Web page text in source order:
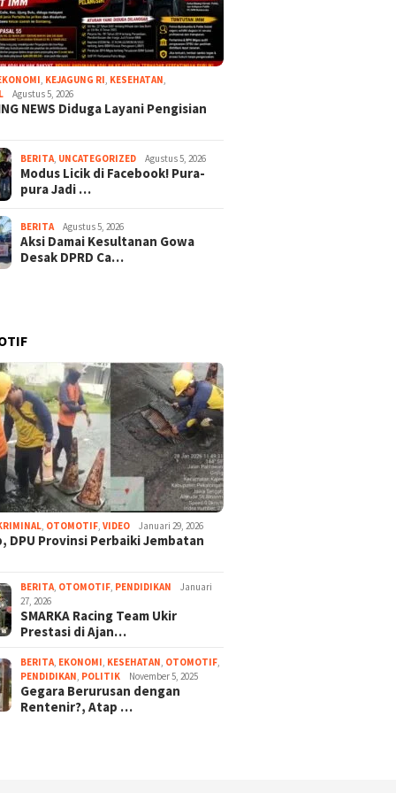
KEJAGUNG RI KESEHATAN
Agustus 5, 2026
NEWS Diduga Layani Pengisian
BERITA UNCATEGORIZED Agustus 5, 2026
Modus Licik di Facebook! Pura-
pura Jadi …
BERITA Agustus 5, 2026
Aksi Damai Kesultanan Gowa
Desak DPRD Ca…
OTOMOTIF ,VIDEO Januari 29, 2026
DPU Provinsi Perbaiki Jembatan
BERITA OTOMOTIF PENDIDIKAN
Januari
27, 2026
SMARKA Racing Team Ukir
Prestasi di Ajan…
BERITA EKONOMI KESEHATAN OTOMOTIF
PENDIDIKAN POLITIK November 5, 2025
Gegara Berurusan dengan
Rentenir?, Atap …